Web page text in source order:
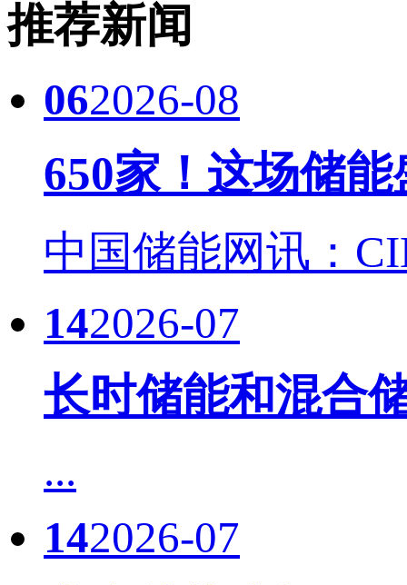
推荐新闻
062026-08
650家！这场储
中国储能网讯：
142026-07
长时储能和混合
...
142026-07